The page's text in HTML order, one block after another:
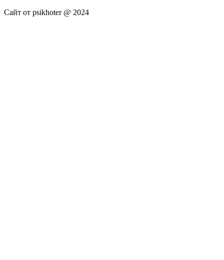
Сайт от psikhoter @ 2024